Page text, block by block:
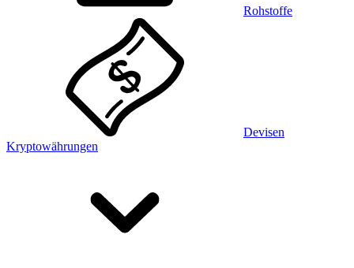
Rohstoffe
Devisen
Kryptowährungen